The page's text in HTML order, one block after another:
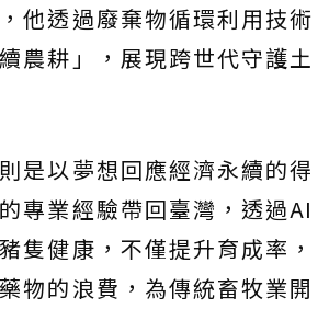
他透過廢棄物循環利用技術
農耕」，展現跨世代守護土
是以夢想回應經濟永續的得
專業經驗帶回臺灣，透過AI
隻健康，不僅提升育成率，
物的浪費，為傳統畜牧業開